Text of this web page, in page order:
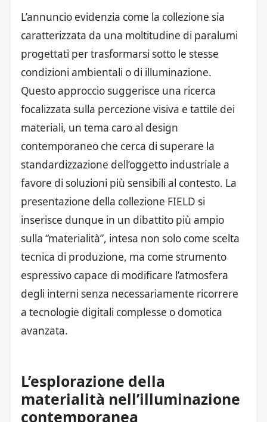
L’annuncio evidenzia come la collezione sia
caratterizzata da una moltitudine di paralumi
progettati per trasformarsi sotto le stesse
condizioni ambientali o di illuminazione.
Questo approccio suggerisce una ricerca
focalizzata sulla percezione visiva e tattile dei
materiali, un tema caro al design
contemporaneo che cerca di superare la
standardizzazione dell’oggetto industriale a
favore di soluzioni più sensibili al contesto. La
presentazione della collezione FIELD si
inserisce dunque in un dibattito più ampio
sulla “materialità”, intesa non solo come scelta
tecnica di produzione, ma come strumento
espressivo capace di modificare l’atmosfera
degli interni senza necessariamente ricorrere
a tecnologie digitali complesse o domotica
avanzata.
L’esplorazione della
materialità nell’illuminazione
contemporanea